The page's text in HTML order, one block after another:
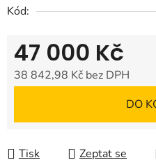
Kód:
47 000 Kč
38 842,98 Kč bez DPH
DO
Tisk Zeptat se